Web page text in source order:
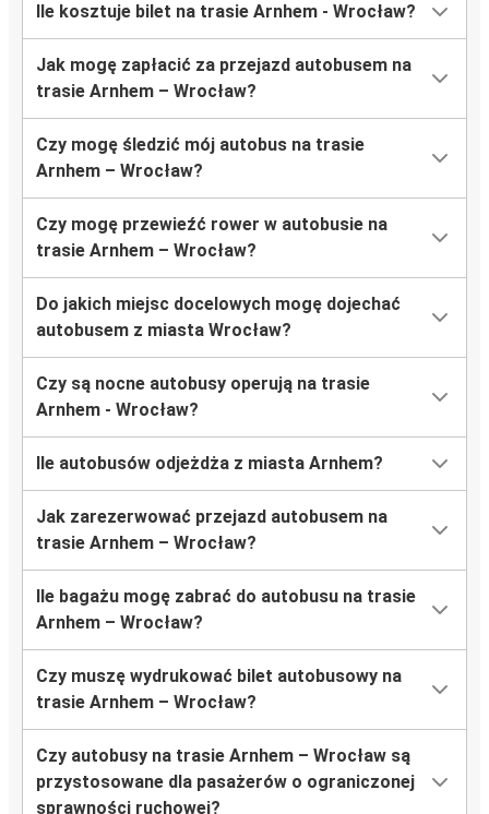
Ile kosztuje bilet na trasie Arnhem - Wrocław?
Jak mogę zapłacić za przejazd autobusem na
trasie Arnhem – Wrocław?
Czy mogę śledzić mój autobus na trasie
Arnhem – Wrocław?
Czy mogę przewieźć rower w autobusie na
trasie Arnhem – Wrocław?
Do jakich miejsc docelowych mogę dojechać
autobusem z miasta Wrocław?
Czy są nocne autobusy operują na trasie
Arnhem - Wrocław?
Ile autobusów odjeżdża z miasta Arnhem?
Jak zarezerwować przejazd autobusem na
trasie Arnhem – Wrocław?
Ile bagażu mogę zabrać do autobusu na trasie
Arnhem – Wrocław?
Czy muszę wydrukować bilet autobusowy na
trasie Arnhem – Wrocław?
Czy autobusy na trasie Arnhem – Wrocław są
przystosowane dla pasażerów o ograniczonej
sprawności ruchowej?